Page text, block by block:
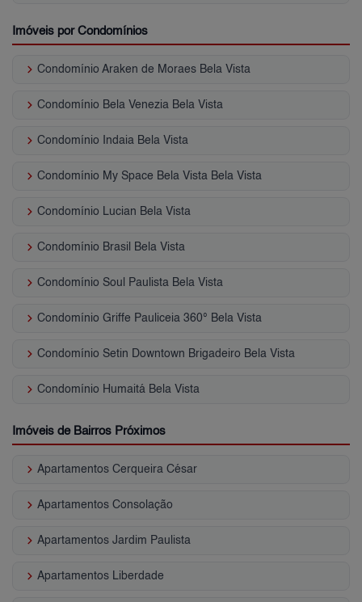
Imóveis por Condomínios
keyboard_arrow_right Condomínio Araken de Moraes Bela Vista
keyboard_arrow_right Condomínio Bela Venezia Bela Vista
keyboard_arrow_right Condomínio Indaia Bela Vista
keyboard_arrow_right Condomínio My Space Bela Vista Bela Vista
keyboard_arrow_right Condomínio Lucian Bela Vista
keyboard_arrow_right Condomínio Brasil Bela Vista
keyboard_arrow_right Condomínio Soul Paulista Bela Vista
keyboard_arrow_right Condomínio Griffe Pauliceia 360° Bela Vista
keyboard_arrow_right Condomínio Setin Downtown Brigadeiro Bela Vista
keyboard_arrow_right Condomínio Humaitá Bela Vista
Imóveis de Bairros Próximos
keyboard_arrow_right Apartamentos Cerqueira César
keyboard_arrow_right Apartamentos Consolação
keyboard_arrow_right Apartamentos Jardim Paulista
keyboard_arrow_right Apartamentos Liberdade